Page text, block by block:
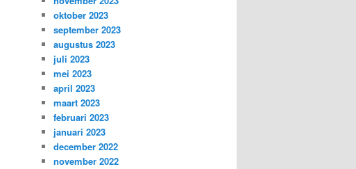
oktober 2023
september 2023
augustus 2023
juli 2023
mei 2023
april 2023
maart 2023
februari 2023
januari 2023
december 2022
november 2022